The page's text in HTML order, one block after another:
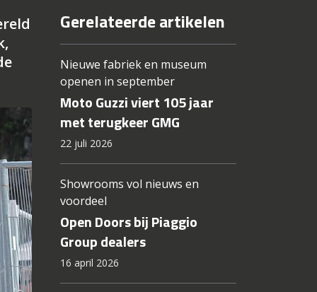
Gerelateerde artikelen
Nieuwe fabriek en museum
openen in september
Moto Guzzi viert 105 jaar
met terugkeer GMG
22 juli 2026
Showrooms vol nieuws en
voordeel
Open Doors bij Piaggio
Group dealers
16 april 2026